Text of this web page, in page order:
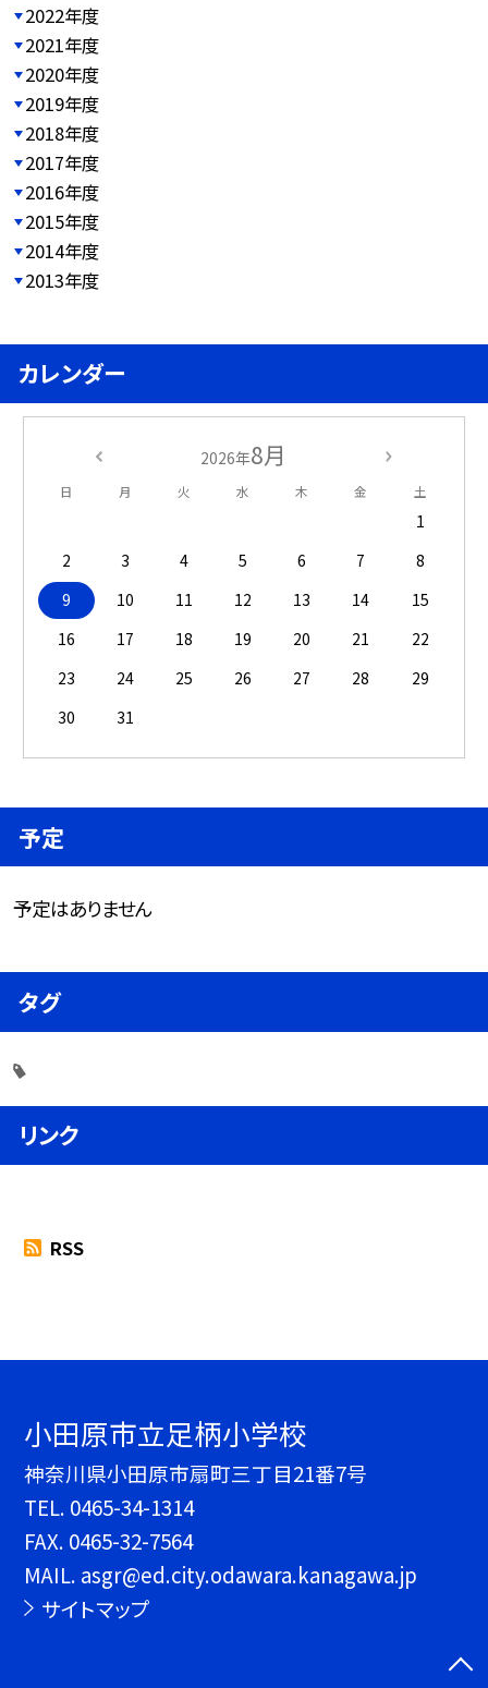
2022年度
2021年度
2020年度
2019年度
2018年度
2017年度
2016年度
2015年度
2014年度
2013年度
カレンダー
2026年8月
日 月 火 水 木 金 土
1
2
3 4 5 6 7
8
9
10 11 12 13 14
15
16
17 18 19 20 21
22
23
24 25 26 27 28
29
30
31
予定
予定はありません
タグ
リンク
RSS
小田原市立足柄小学校
神奈川県小田原市扇町三丁目21番7号
TEL. 0465-34-1314
FAX. 0465-32-7564
MAIL. asgr@ed.city.odawara.kanagawa.jp
サイトマップ